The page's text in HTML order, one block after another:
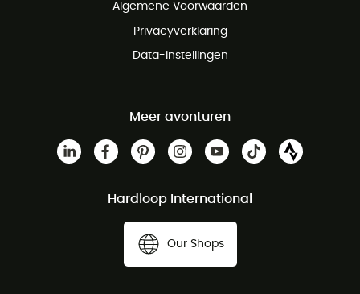
Algemene Voorwaarden
Privacyverklaring
Data-instellingen
Meer avonturen
Hardloop International
Our Shops